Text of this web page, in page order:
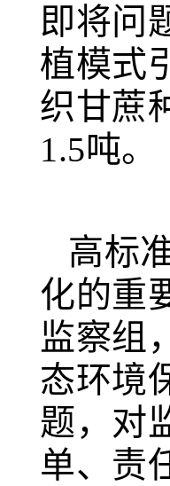
即将问
植模式
织甘蔗
1.5吨。
高标
化的重
监察组
态环境
题，对
单、责